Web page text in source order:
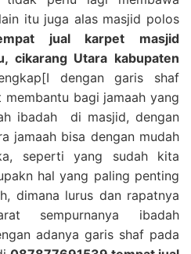
itu juga alas masjid polos
jual karpet masjid
cikarang Utara kabupaten
dengan garis shaf
bagi jamaah yang
ibadah di masjid, dengan
jamaah bisa dengan mudah
seperti yang sudah kita
hal yang paling penting
dimana lurus dan rapatnya
sempurnanya ibadah
adanya garis shaf pada